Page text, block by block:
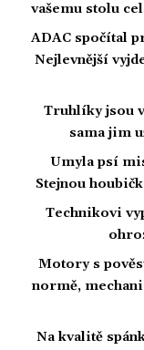
vašemu stolu
ADAC spočítal
Nejlevnější
Truhlíky jsou
sama jim
Umyla psí
Stejnou
Technikovi
Motory s
normě,
Na kvalitě